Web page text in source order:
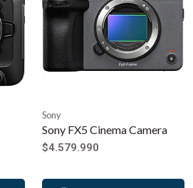
Sony
Sony FX5 Cinema Camera
$4.579.990